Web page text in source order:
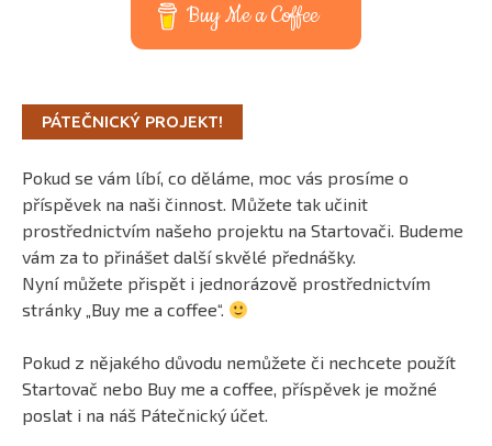
Buy Me a Coffee
PÁTEČNICKÝ PROJEKT!
Pokud se vám líbí, co děláme, moc vás prosíme o
příspěvek na naši činnost. Můžete tak učinit
prostřednictvím našeho projektu na Startovači. Budeme
vám za to přinášet další skvělé přednášky.
Nyní můžete přispět i jednorázově prostřednictvím
stránky „Buy me a coffee“.
Pokud z nějakého důvodu nemůžete či nechcete použít
Startovač nebo Buy me a coffee, příspěvek je možné
poslat i na náš Pátečnický účet.